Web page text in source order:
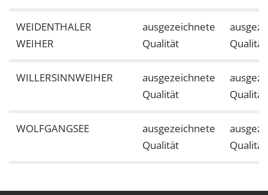
WEIDENTHALER
WEIHER
ausgezeichnete
Qualität
Qualität
WILLERSINNWEIHER
ausgezeichnete
Qualität
Qualität
WOLFGANGSEE
ausgezeichnete
Qualität
Qualität